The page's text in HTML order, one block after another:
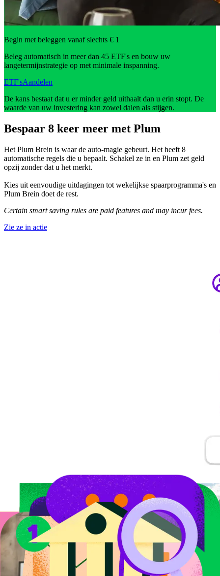
Begin met beleggen vanaf slechts € 1
Beleg automatisch in meer dan 45 ETF's en bouw uw
langetermijnstrategie op met minimale inspanning.
ETF'sAandelen
De kans bestaat dat u er minder geld uithaalt dan u erin stopt. De
waarde van uw investering kan zowel dalen als stijgen.
Bespaar 8 keer meer met Plum
Het Plum Brein is waar de auto-magie gebeurt. Het heeft 8
automatische regels die u bepaalt. Schakel ze in en Plum zet geld
opzij zonder dat u het merkt.
Kies uit eenvoudige uitdagingen tot wekelijkse spaarprogramma's en
Plum Brein doet de rest.
Certain smart saving rules are paid features and may incur fees.
Zie ze in actie